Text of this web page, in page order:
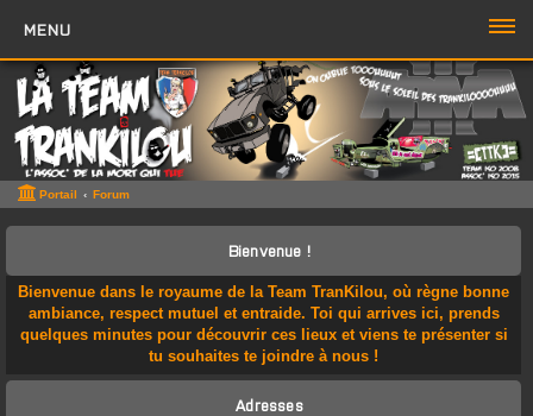
MENU
PORTAIL
FORUM
ZONE TTK
Boutique TTK
TROMBI
ACCÈS RAPIDE
Sujets sans réponse
Portail Forum
Bienvenue !
Bienvenue dans le royaume de la Team TranKilou, où règne bonne
ambiance, respect mutuel et entraide. Toi qui arrives ici, prends
quelques minutes pour découvrir ces lieux et viens te présenter si
tu souhaites te joindre à nous !
Adresses